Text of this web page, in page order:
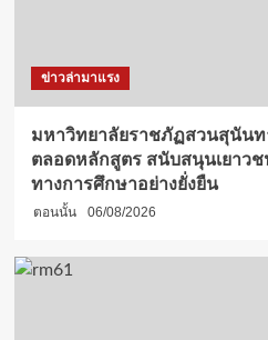
ข่าวล่ามาแรง
มหาวิทยาลัยราชภัฏสวนสุนันท
ตลอดหลักสูตร สนับสนุนเยาวช
ทางการศึกษาอย่างยั่งยืน
ตอนนั้น 06/08/2026